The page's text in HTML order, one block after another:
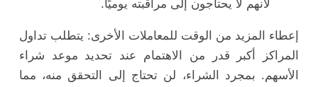
لأنهم لا يحتاجون إلى مراقبته يوميًا.
إعطاء المزيد من الوقت للمعاملات الأخرى: يتطلب تداول
المراكز أكبر قدر من الاهتمام عند تحديد موعد شراء
الأسهم. بمجرد الشراء، لن تحتاج إلى التحقق منه، مما